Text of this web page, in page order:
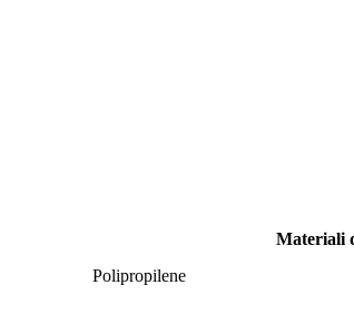
Materiali
Polipropilene